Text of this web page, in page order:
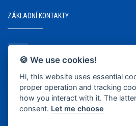
ZÁKLADNÍ KONTAKTY
+420 737 218 679
info@bkopava.cz
www.bkopava.cz
🍪 We use cookies!
Hi, this website uses essential
proper operation and tracking
how you interact with it. The
consent. Let me choose